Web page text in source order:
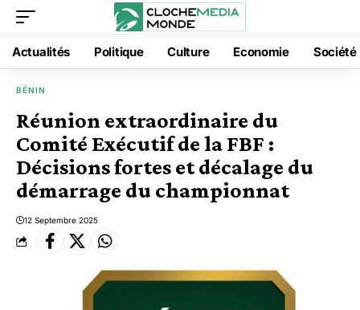
Actualités Politique Culture Economie Société
BÉNIN
Réunion extraordinaire du
Comité Exécutif de la FBF :
Décisions fortes et décalage du
démarrage du championnat
12 Septembre 2025